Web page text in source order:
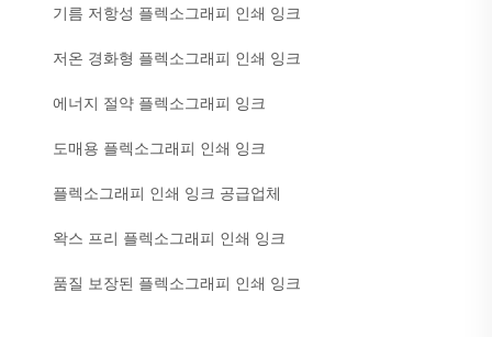
기름 저항성 플렉소그래피 인쇄 잉크
저온 경화형 플렉소그래피 인쇄 잉크
에너지 절약 플렉소그래피 잉크
도매용 플렉소그래피 인쇄 잉크
플렉소그래피 인쇄 잉크 공급업체
왁스 프리 플렉소그래피 인쇄 잉크
품질 보장된 플렉소그래피 인쇄 잉크